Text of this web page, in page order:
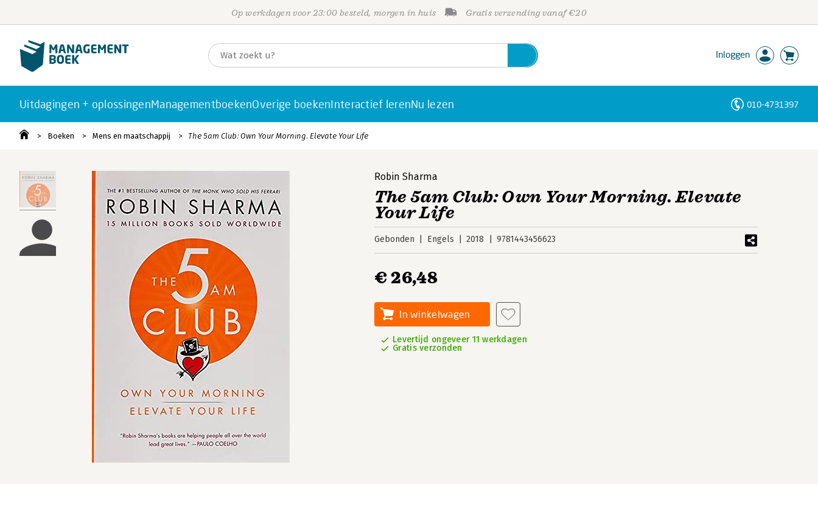
Op werkdagen voor 23:00 besteld, morgen in huis Gratis verzending vanaf €20
Inloggen
Uitdagingen + oplossingenManagementboekenOverige boekenInteractief lerenNu lezen 010-4731397
Boeken Mens en maatschappij The 5am Club: Own Your Morning. Elevate Your Life
Robin Sharma
The 5am Club: Own Your Morning. Elevate
Your Life
Gebonden Engels 2018 9781443456623
€ 26,48
In winkelwagen
Levertijd ongeveer 11 werkdagen
Gratis verzonden
Personen